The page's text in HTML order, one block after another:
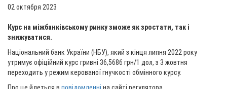
02 октября 2023
Курс на міжбанківському ринку зможе як зростати, так і
знижуватися.
Національний банк України (НБУ), який з кінця липня 2022 року
утримує офіційний курс гривні 36,5686 грн/1 дол, з 3 жовтня
переходить у режим керованої гнучкості обмінного курсу.